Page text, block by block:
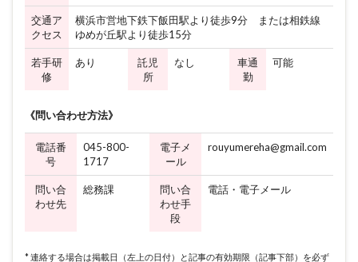
交通ア
クセス
横浜市営地下鉄下飯田駅より徒歩9分 または相鉄線
ゆめが丘駅より徒歩15分
若手研
修
あり
託児
所
なし
車通
勤
可能
《問い合わせ方法》
電話番
号
045-800-
1717
電子メ
ール
rouyumereha@gmail.com
問い合
わせ先
総務課
問い合
わせ手
段
電話・電子メール
* 連絡する場合は掲載日（左上の日付）と記事の有効期限（記事下部）を必ず